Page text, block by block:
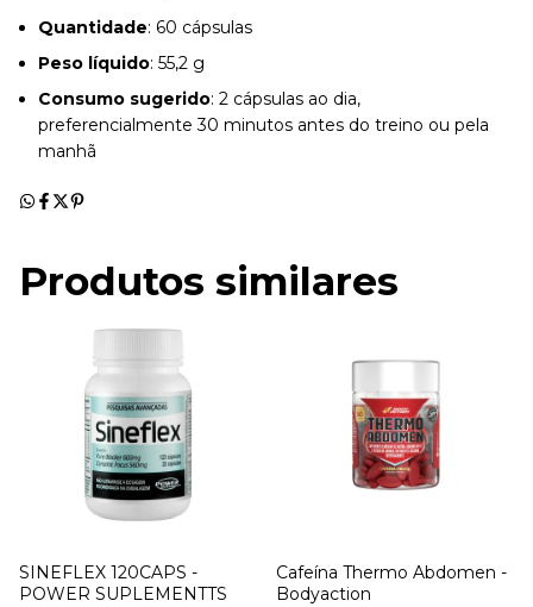
Quantidade: 60 cápsulas
Peso líquido: 55,2 g
Consumo sugerido: 2 cápsulas ao dia,
preferencialmente 30 minutos antes do treino ou pela
manhã
Produtos similares
SINEFLEX 120CAPS -
POWER SUPLEMENTTS
Cafeína Thermo Abdomen -
Bodyaction